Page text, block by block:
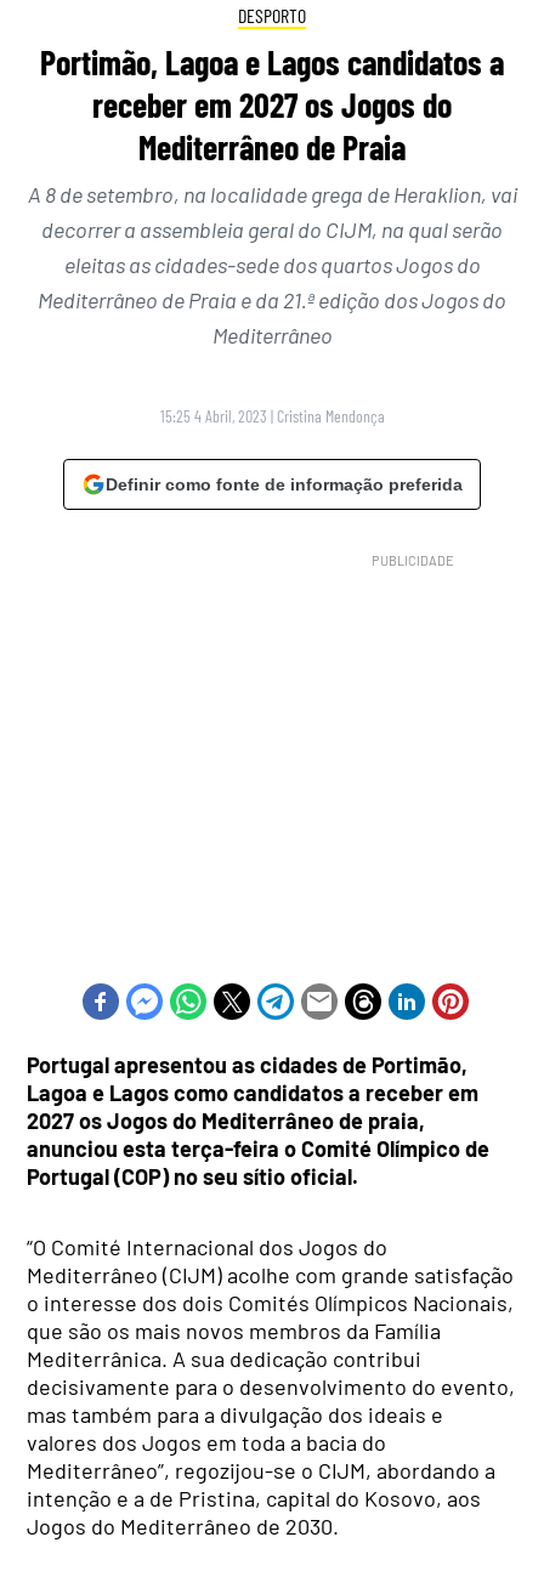
DESPORTO
Portimão, Lagoa e Lagos candidatos a
receber em 2027 os Jogos do
Mediterrâneo de Praia
A 8 de setembro, na localidade grega de Heraklion, vai
decorrer a assembleia geral do CIJM, na qual serão
eleitas as cidades-sede dos quartos Jogos do
Mediterrâneo de Praia e da 21.ª edição dos Jogos do
Mediterrâneo
15:25 4 Abril, 2023 | Cristina Mendonça
Definir como fonte de informação preferida
Portugal apresentou as cidades de Portimão,
Lagoa e Lagos como candidatos a receber em
2027 os Jogos do Mediterrâneo de praia,
anunciou esta terça-feira o Comité Olímpico de
Portugal (COP) no seu sítio oficial.
“O Comité Internacional dos Jogos do
Mediterrâneo (CIJM) acolhe com grande satisfação
o interesse dos dois Comités Olímpicos Nacionais,
que são os mais novos membros da Família
Mediterrânica. A sua dedicação contribui
decisivamente para o desenvolvimento do evento,
mas também para a divulgação dos ideais e
valores dos Jogos em toda a bacia do
Mediterrâneo”, regozijou-se o CIJM, abordando a
intenção e a de Pristina, capital do Kosovo, aos
Jogos do Mediterrâneo de 2030.